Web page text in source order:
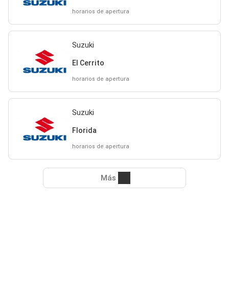
horarios de apertura
Suzuki
El Cerrito
horarios de apertura
Suzuki
Florida
horarios de apertura
Más